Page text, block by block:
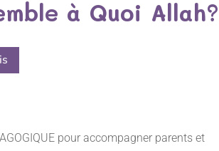
à Quoi Allah?
pour accompagner parents et